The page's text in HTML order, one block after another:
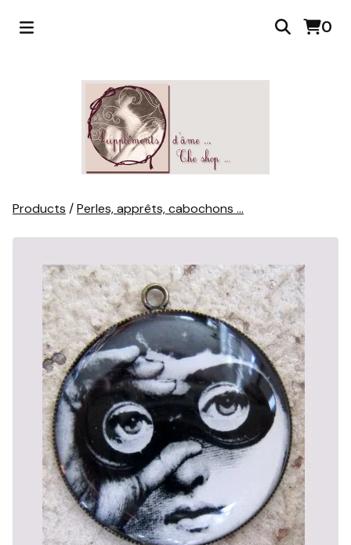
0
Products /Perles, apprêts, cabochons ...